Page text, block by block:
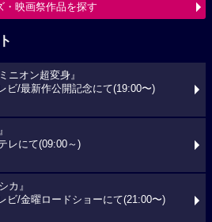
・映画祭作品を探す
ニオン超変身』
ビ/最新作公開記念にて(19:00〜)
レにて(09:00～)
カ』
ビ/金曜ロードショーにて(21:00〜)